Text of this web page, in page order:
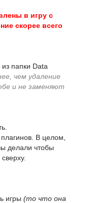
в игру с
скорее всего
папки Data
чем удаление
и не заменяют
В целом,
делали чтобы
игры (то что она